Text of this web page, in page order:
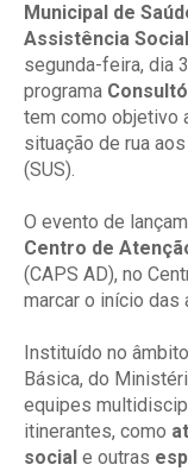
Municipal de
Assistência
segunda-feira, dia
programa
tem como objetivo
situação de rua
(SUS).
O evento de
Centro de
(CAPS AD), no
marcar o início das
Instituído no
Básica, do
equipes
itinerantes, como
social e outras